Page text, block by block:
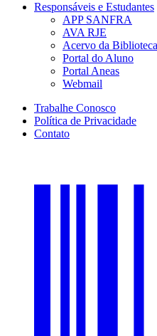
Responsáveis e Estudantes
APP SANFRA
AVA RJE
Acervo da Biblioteca
Portal do Aluno
Portal Aneas
Webmail
Trabalhe Conosco
Política de Privacidade
Contato